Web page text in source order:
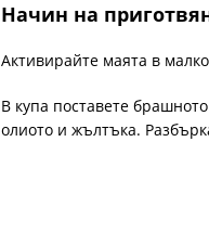
Начин на
Активирайте маята в
В купа поставете
олиото и жълтъка.